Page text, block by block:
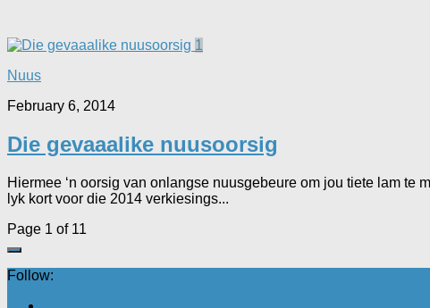
1
Nuus
February 6, 2014
Die gevaaalike nuusoorsig
Hiermee ‘n oorsig van onlangse nuusgebeure om jou tiete lam te
lyk kort voor die 2014 verkiesings...
Page 1 of 11
Follow: